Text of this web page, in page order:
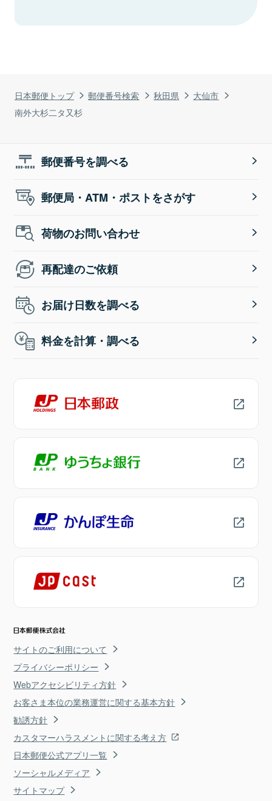
日本郵便トップ 郵便番号検索 秋田県
大仙市
南外大杉二タ又杉
郵便番号を調べる
郵便局・ATM・ポストをさがす
荷物のお問い合わせ
再配達のご依頼
お届け日数を調べる
料金を計算・調べる
サイトのご利用について
プライバシーポリシー
Webアクセシビリティ方針
お客さま本位の業務運営に関する基本方針
勧誘方針
カスタマーハラスメントに関する考え方
日本郵便公式アプリ一覧
ソーシャルメディア
サイトマップ